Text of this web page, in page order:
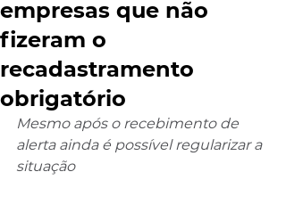
empresas que não
fizeram o
recadastramento
obrigatório
Mesmo após o recebimento de
alerta ainda é possível regularizar a
situação